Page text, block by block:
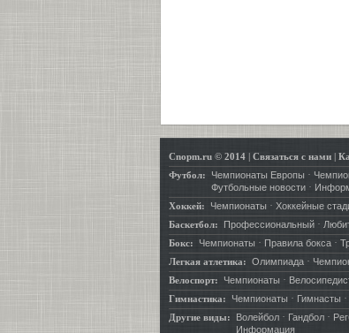
Cnopm.ru © 2014| Связаться с нами|
Футбол:
Чемпионаты Европы ·
Футбольные новости·
Хоккей:
Чемпионаты· Хоккейные
Баскетбол:
Профессиональный·
Бокс:
Чемпионаты · Правила бокса·
Легкая атлетика: Олимпиада·
Велоспорт:
Чемпионаты ·
Гимнастика:
Чемпионаты · Гимнасты ·
Другие виды:
Волейбол· Гандбол·
Информация